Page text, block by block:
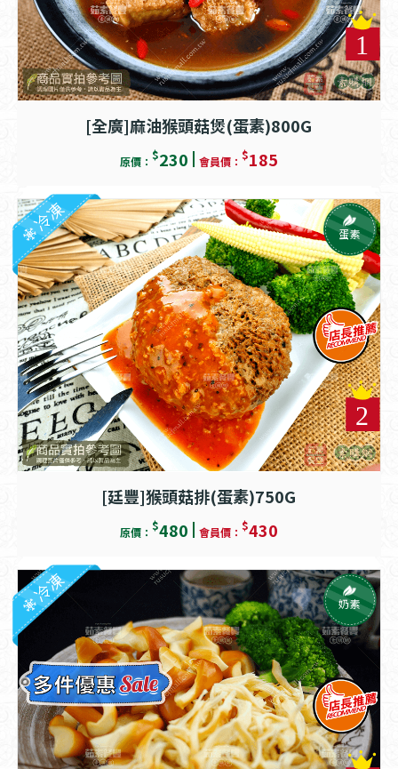
[全廣]麻油猴頭菇煲(蛋素)800G
原價： $230 會員價： $185
[廷豐]猴頭菇排(蛋素)750G
原價： $480 會員價： $430
冷凍 蛋素
冷凍 奶素